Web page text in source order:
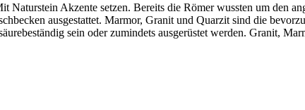
Naturstein Akzente setzen. Bereits die Römer wussten um den
ausgestattet. Marmor, Granit und Quarzit sind die
sein oder zumindets ausgerüstet werden. Granit,